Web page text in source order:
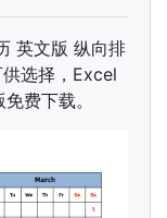
英文版 纵向排
选择，Excel
费下载。